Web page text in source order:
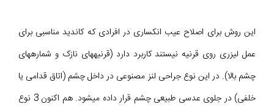
این روش برای اصلاح عیب انکساری در افرادی که کاندید مناسبی برای
عمل لیزری روی قرنیه نیستند کاربرد دارد (قرنیههای نازک و شمارههای
چشم بالا). در این نوع جراحی لنز مصنوعی در داخل چشم (اتاق قدامی یا
خلفی) در جلوی عدسی طبیعی چشم قرار داده می‎شود. هم اکنون 3 نوع